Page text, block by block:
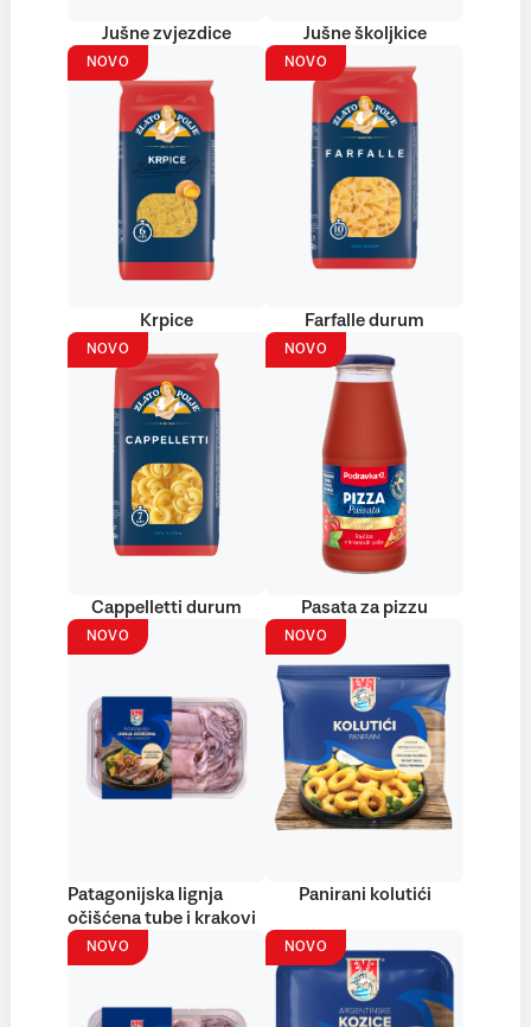
Jušne zvjezdice Jušne školjkice
NOVO
Krpice
NOVO
Farfalle durum
NOVO
Cappelletti durum
NOVO
Pasata za pizzu
NOVO
Patagonijska lignja
očišćena tube i krakovi
NOVO
Panirani kolutići
NOVO NOVO